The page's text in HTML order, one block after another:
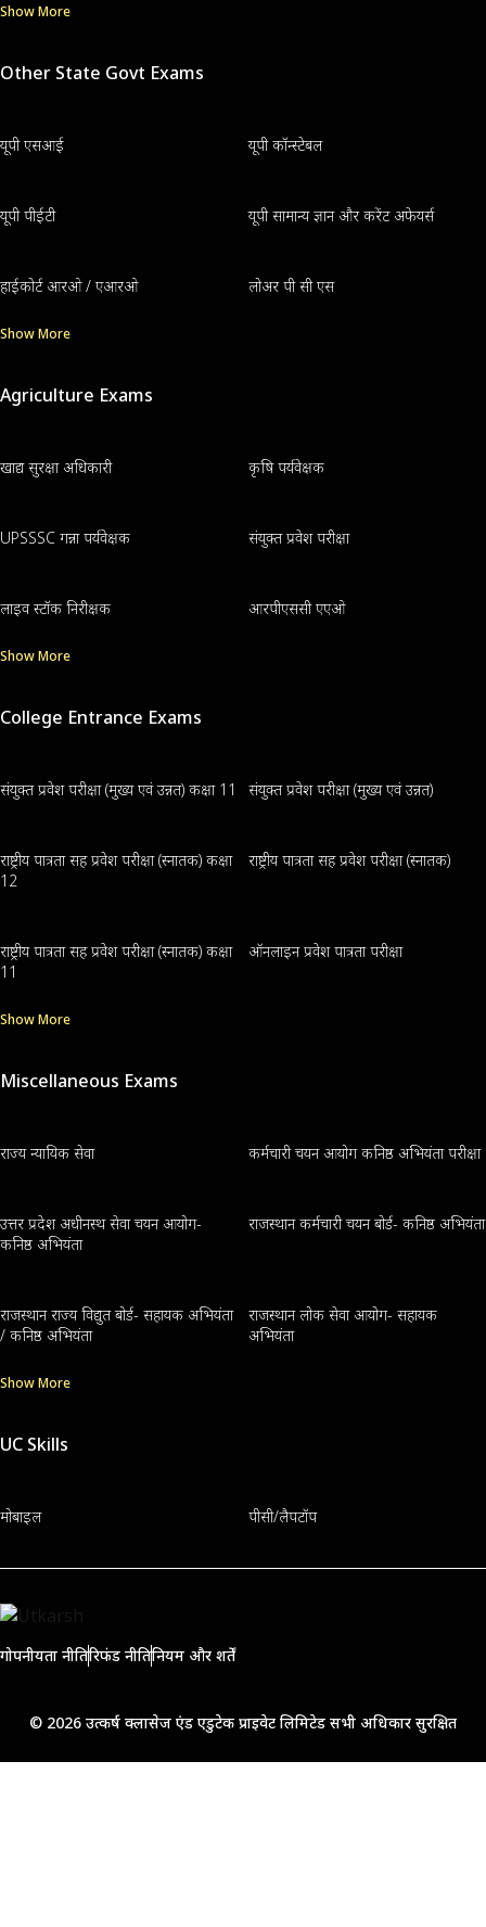
Show More
Other State Govt Exams
यूपी एसआई यूपी कॉन्स्टेबल
यूपी पीईटी यूपी सामान्य ज्ञान और करेंट अफेयर्स
हाईकोर्ट आरओ / एआरओ लोअर पी सी एस
Show More
Agriculture Exams
खाद्य सुरक्षा अधिकारी कृषि पर्यवेक्षक
UPSSSC गन्ना पर्यवेक्षक संयुक्त प्रवेश परीक्षा
लाइव स्टॉक निरीक्षक आरपीएससी एएओ
Show More
College Entrance Exams
संयुक्त प्रवेश परीक्षा (मुख्य एवं उन्नत) कक्षा 11 संयुक्त प्रवेश परीक्षा (मुख्य एवं उन्नत)
राष्ट्रीय पात्रता सह प्रवेश परीक्षा (स्नातक) कक्षा
12
राष्ट्रीय पात्रता सह प्रवेश परीक्षा (स्नातक)
राष्ट्रीय पात्रता सह प्रवेश परीक्षा (स्नातक) कक्षा
11
ऑनलाइन प्रवेश पात्रता परीक्षा
Show More
Miscellaneous Exams
राज्य न्यायिक सेवा कर्मचारी चयन आयोग कनिष्ठ अभियंता परीक्षा
उत्तर प्रदेश अधीनस्थ सेवा चयन आयोग-
कनिष्ठ अभियंता
राजस्थान कर्मचारी चयन बोर्ड- कनिष्ठ अभियंता
राजस्थान राज्य विद्युत बोर्ड- सहायक अभियंता
/ कनिष्ठ अभियंता
राजस्थान लोक सेवा आयोग- सहायक
अभियंता
Show More
UC Skills
मोबाइल पीसी/लैपटॉप
गोपनीयता नीतिरिफंड नीतिनियम और शर्तें
© 2026 उत्कर्ष क्लासेज एंड एडुटेक प्राइवेट लिमिटेड सभी अधिकार सुरक्षित